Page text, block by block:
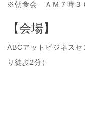
※朝食会 ＡＭ７時３
【会場】
ABCアットビジネスセ
り徒歩2分）